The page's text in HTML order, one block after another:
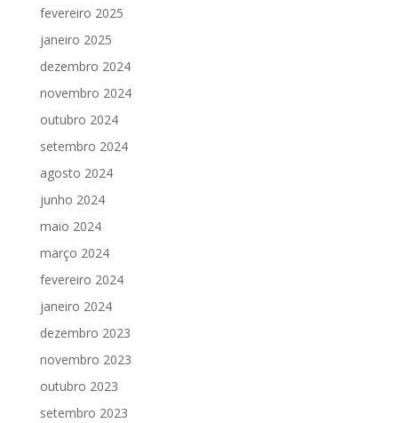
fevereiro 2025
janeiro 2025
dezembro 2024
novembro 2024
outubro 2024
setembro 2024
agosto 2024
junho 2024
maio 2024
março 2024
fevereiro 2024
janeiro 2024
dezembro 2023
novembro 2023
outubro 2023
setembro 2023